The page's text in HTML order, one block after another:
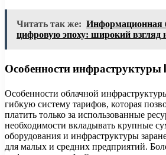
Читать так же: Информационная
цифровую эпоху: широкий взгляд
Особенности инфраструктуры
Особенности облачной
гибкую систему тарифов, которая
платить только за использованные
необходимости вкладывать крупные
оборудования и инфраструктуры
для малых и средних предприятий.